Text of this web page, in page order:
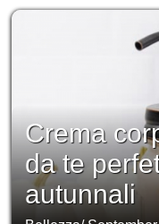
Crema
da te
autunnali